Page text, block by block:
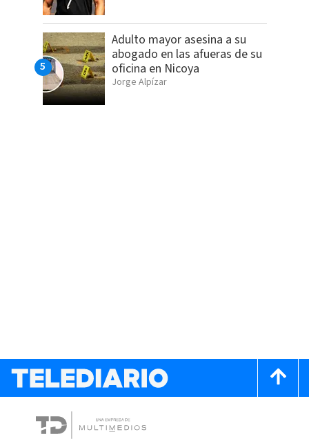
Adulto mayor asesina a su
abogado en las afueras de su
oficina en Nicoya
Jorge Alpízar